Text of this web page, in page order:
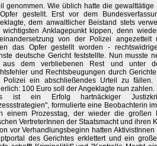
genommen. Wie üblich hatte die gewalttätige
gestellt. Erst vor dem
dem anwaltlicher Beistand stets
wichtigsten Anklagepunkt kippen, denn
von der Polizei angezettelt
das Opfer gestellt worden -
deutsche Gericht feststellte. Nun musste
dem verbliebenen Rest und unter
und Rechtsbeugungen durch
Polizei ein abschließendes Urteil zu
100 Euro soll der Angeklagte nun zahlen.
ist ein Erfolg hartnäckiger
formulierte eine Beobachterin
einem Prozesstag, der wieder die großen
VertreterInnen der Staatsmacht und ihren
vor Verhandlungsbeginn hatten
des Gerichtes erklettert und ein